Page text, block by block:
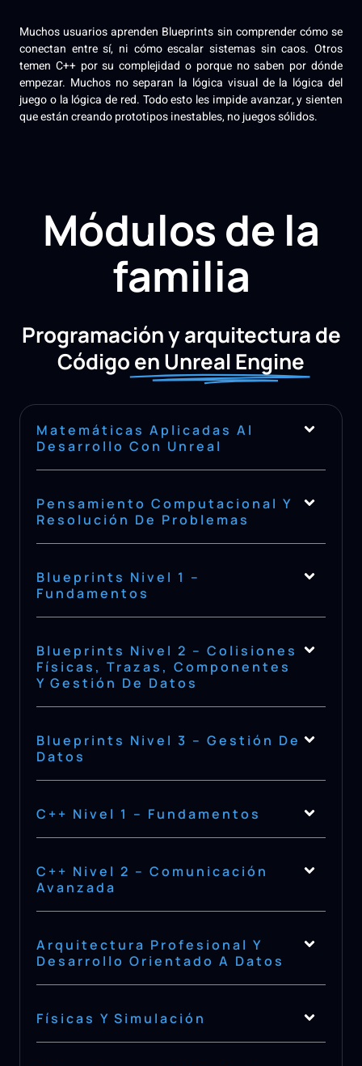
Muchos usuarios aprenden Blueprints sin comprender cómo se
conectan entre sí, ni cómo escalar sistemas sin caos. Otros
temen C++ por su complejidad o porque no saben por dónde
empezar. Muchos no separan la lógica visual de la lógica del
juego o la lógica de red. Todo esto les impide avanzar, y sienten
que están creando prototipos inestables, no juegos sólidos.
Módulos de la
familia
Programación y arquitectura de
Códigoen Unreal Engine
Matemáticas Aplicadas Al
Desarrollo Con Unreal
Pensamiento Computacional Y
Resolución De Problemas
Blueprints Nivel 1 –
Fundamentos
Blueprints Nivel 2 – Colisiones
Físicas, Trazas, Componentes
Y Gestión De Datos
Blueprints Nivel 3 – Gestión De
Datos
C++ Nivel 1 – Fundamentos
C++ Nivel 2 – Comunicación
Avanzada
Arquitectura Profesional Y
Desarrollo Orientado A Datos
Físicas Y Simulación